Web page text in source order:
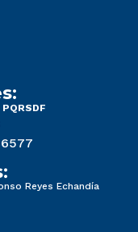
PQRSDF
Reyes Echandía